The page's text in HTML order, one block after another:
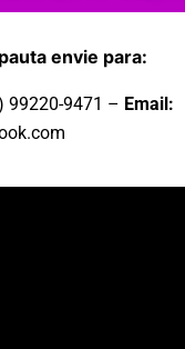
envie para:
99220-9471 – Email: